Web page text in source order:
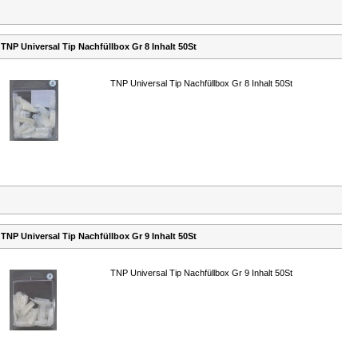
TNP Universal Tip Nachfüllbox Gr 8 Inhalt 50St
TNP Universal Tip Nachfüllbox Gr 8 Inhalt 50St
TNP Universal Tip Nachfüllbox Gr 9 Inhalt 50St
TNP Universal Tip Nachfüllbox Gr 9 Inhalt 50St